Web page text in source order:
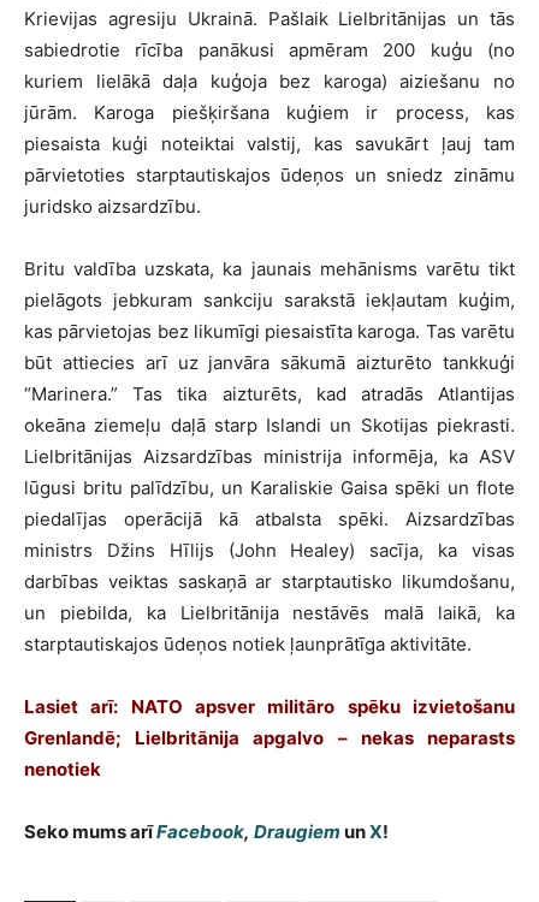
Krievijas agresiju Ukrainā. Pašlaik Lielbritānijas un tās
sabiedrotie rīcība panākusi apmēram 200 kuģu (no
kuriem lielākā daļa kuģoja bez karoga) aiziešanu no
jūrām. Karoga piešķiršana kuģiem ir process, kas
piesaista kuģi noteiktai valstij, kas savukārt ļauj tam
pārvietoties starptautiskajos ūdeņos un sniedz zināmu
juridsko aizsardzību.
Britu valdība uzskata, ka jaunais mehānisms varētu tikt
pielāgots jebkuram sankciju sarakstā iekļautam kuģim,
kas pārvietojas bez likumīgi piesaistīta karoga. Tas varētu
būt attiecies arī uz janvāra sākumā aizturēto tankkuģi
“Marinera.” Tas tika aizturēts, kad atradās Atlantijas
okeāna ziemeļu daļā starp Islandi un Skotijas piekrasti.
Lielbritānijas Aizsardzības ministrija informēja, ka ASV
lūgusi britu palīdzību, un Karaliskie Gaisa spēki un flote
piedalījas operācijā kā atbalsta spēki. Aizsardzības
ministrs Džins Hīlijs (John Healey) sacīja, ka visas
darbības veiktas saskaņā ar starptautisko likumdošanu,
un piebilda, ka Lielbritānija nestāvēs malā laikā, ka
starptautiskajos ūdeņos notiek ļaunprātīga aktivitāte.
Lasiet arī: NATO apsver militāro spēku izvietošanu
Grenlandē; Lielbritānija apgalvo – nekas neparasts
nenotiek
Seko mums arīFacebook, Draugiem unX!